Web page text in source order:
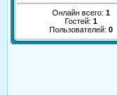
Онлайн всего: 1
Гостей: 1
Пользователей: 0